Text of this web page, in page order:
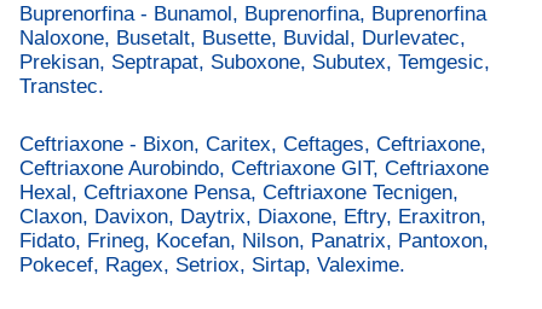
Buprenorfina - Bunamol, Buprenorfina, Buprenorfina
Naloxone, Busetalt, Busette, Buvidal, Durlevatec,
Prekisan, Septrapat, Suboxone, Subutex, Temgesic,
Transtec.
Ceftriaxone - Bixon, Caritex, Ceftages, Ceftriaxone,
Ceftriaxone Aurobindo, Ceftriaxone GIT, Ceftriaxone
Hexal, Ceftriaxone Pensa, Ceftriaxone Tecnigen,
Claxon, Davixon, Daytrix, Diaxone, Eftry, Eraxitron,
Fidato, Frineg, Kocefan, Nilson, Panatrix, Pantoxon,
Pokecef, Ragex, Setriox, Sirtap, Valexime.